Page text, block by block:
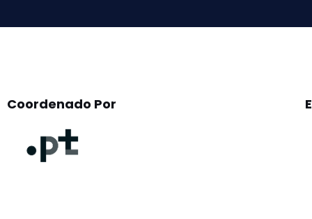
Coordenado Por